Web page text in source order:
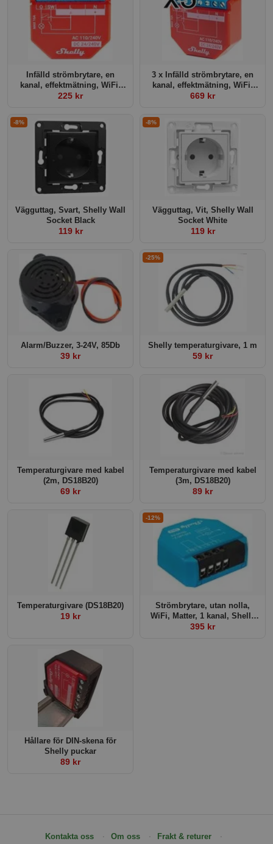
Infälld strömbrytare, en
kanal, effektmätning, WiFi,
Bluetooth, mJS, Shelly Plus
225 kr
3 x Infälld strömbrytare, en
kanal, effektmätning, WiFi,
Bluetooth, mJS, Shelly Plus
669 kr
-8%
Vägguttag, Svart, Shelly Wall
Socket Black
119 kr
-8%
Vägguttag, Vit, Shelly Wall
Socket White
119 kr
Alarm/Buzzer, 3-24V, 85Db
39 kr
-25%
Shelly temperaturgivare, 1 m
59 kr
Temperaturgivare med kabel
(2m, DS18B20)
69 kr
Temperaturgivare med kabel
(3m, DS18B20)
89 kr
Temperaturgivare (DS18B20)
19 kr
-12%
Strömbrytare, utan nolla,
WiFi, Matter, 1 kanal, Shelly
1L Gen3
395 kr
Hållare för DIN-skena för
Shelly puckar
89 kr
Kontakta oss Om oss Frakt & returer